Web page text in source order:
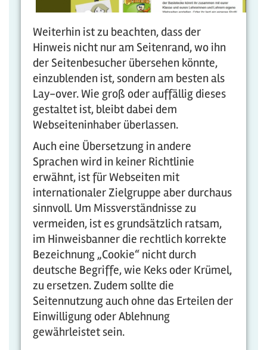
Weiterhin ist zu beachten, dass der
Hinweis nicht nur am Seitenrand, wo ihn
der Seitenbesucher übersehen könnte,
einzublenden ist, sondern am besten als
Lay-over. Wie groß oder auffällig dieses
gestaltet ist, bleibt dabei dem
Webseiteninhaber überlassen.
Auch eine Übersetzung in andere
Sprachen wird in keiner Richtlinie
erwähnt, ist für Webseiten mit
internationaler Zielgruppe aber durchaus
sinnvoll. Um Missverständnisse zu
vermeiden, ist es grundsätzlich ratsam,
im Hinweisbanner die rechtlich korrekte
Bezeichnung „Cookie“ nicht durch
deutsche Begriffe, wie Keks oder Krümel,
zu ersetzen. Zudem sollte die
Seitennutzung auch ohne das Erteilen der
Einwilligung oder Ablehnung
gewährleistet sein.